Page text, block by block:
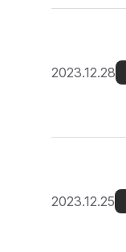
2023.12.28
2023.12.25